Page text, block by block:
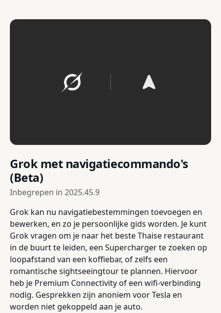
Grok met navigatiecommando's
(Beta)
Inbegrepen in 2025.45.9
Grok kan nu navigatiebestemmingen toevoegen en
bewerken, en zo je persoonlijke gids worden. Je kunt
Grok vragen om je naar het beste Thaise restaurant
in de buurt te leiden, een Supercharger te zoeken op
loopafstand van een koffiebar, of zelfs een
romantische sightseeingtour te plannen. Hiervoor
heb je Premium Connectivity of een wifi-verbinding
nodig. Gesprekken zijn anoniem voor Tesla en
worden niet gekoppeld aan je auto.